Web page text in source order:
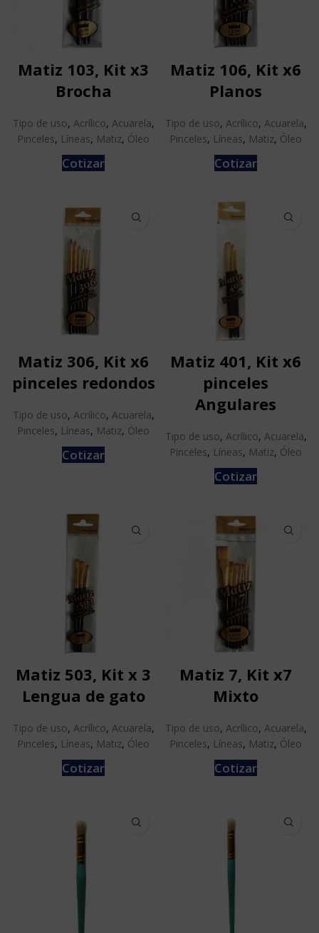
Matiz 103, Kit x3
Brocha
Tipo de uso, Acrílico, Acuarela,
Pinceles, Líneas, Matiz, Óleo
Cotizar
Matiz 106, Kit x6
Planos
Tipo de uso, Acrílico, Acuarela,
Pinceles, Líneas, Matiz, Óleo
Cotizar
Matiz 306, Kit x6
pinceles redondos
Tipo de uso, Acrílico, Acuarela,
Pinceles, Líneas, Matiz, Óleo
Cotizar
Matiz 401, Kit x6
pinceles
Angulares
Tipo de uso, Acrílico, Acuarela,
Pinceles, Líneas, Matiz, Óleo
Cotizar
Matiz 503, Kit x 3
Lengua de gato
Tipo de uso, Acrílico, Acuarela,
Pinceles, Líneas, Matiz, Óleo
Cotizar
Matiz 7, Kit x7
Mixto
Tipo de uso, Acrílico, Acuarela,
Pinceles, Líneas, Matiz, Óleo
Cotizar